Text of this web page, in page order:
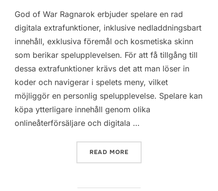
God of War Ragnarok erbjuder spelare en rad
digitala extrafunktioner, inklusive nedladdningsbart
innehåll, exklusiva föremål och kosmetiska skinn
som berikar spelupplevelsen. För att få tillgång till
dessa extrafunktioner krävs det att man löser in
koder och navigerar i spelets meny, vilket
möjliggör en personlig spelupplevelse. Spelare kan
köpa ytterligare innehåll genom olika
onlineåterförsäljare och digitala …
READ MORE